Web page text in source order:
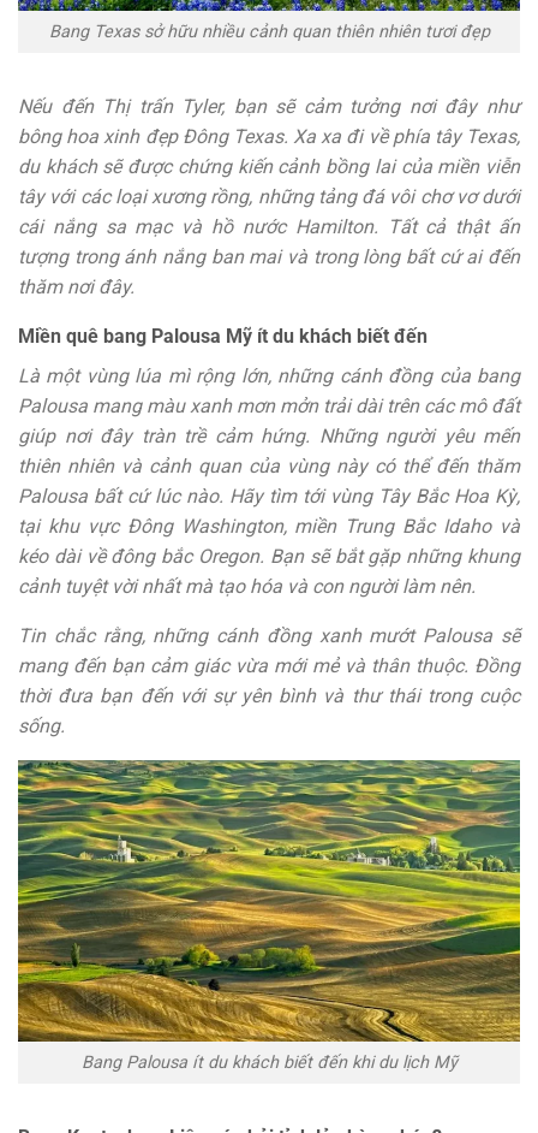
Bang Texas sở hữu nhiều cảnh quan thiên nhiên tươi đẹp
Nếu đến Thị trấn Tyler, bạn sẽ cảm tưởng nơi đây như
bông hoa xinh đẹp Đông Texas. Xa xa đi về phía tây Texas,
du khách sẽ được chứng kiến cảnh bồng lai của miền viễn
tây với các loại xương rồng, những tảng đá vôi chơ vơ dưới
cái nắng sa mạc và hồ nước Hamilton. Tất cả thật ấn
tượng trong ánh nắng ban mai và trong lòng bất cứ ai đến
thăm nơi đây.
Miền quê bang Palousa Mỹ ít du khách biết đến
Là một vùng lúa mì rộng lớn, những cánh đồng của bang
Palousa mang màu xanh mơn mởn trải dài trên các mô đất
giúp nơi đây tràn trề cảm hứng. Những người yêu mến
thiên nhiên và cảnh quan của vùng này có thể đến thăm
Palousa bất cứ lúc nào. Hãy tìm tới vùng Tây Bắc Hoa Kỳ,
tại khu vực Đông Washington, miền Trung Bắc Idaho và
kéo dài về đông bắc Oregon. Bạn sẽ bắt gặp những khung
cảnh tuyệt vời nhất mà tạo hóa và con người làm nên.
Tin chắc rằng, những cánh đồng xanh mướt Palousa sẽ
mang đến bạn cảm giác vừa mới mẻ và thân thuộc. Đồng
thời đưa bạn đến với sự yên bình và thư thái trong cuộc
sống.
Bang Palousa ít du khách biết đến khi du lịch Mỹ